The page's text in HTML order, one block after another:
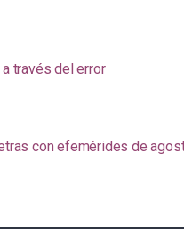
través del error
con efemérides de